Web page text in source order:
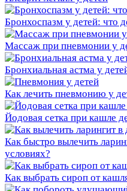
Бронхоспазм у детей: что
Массаж при пневмонии у
Бронхиальная астма у
Как лечить пневмонию у
Йодовая сетка при кашле
Как быстро вылечить
условиях?
Как выбрать сироп от